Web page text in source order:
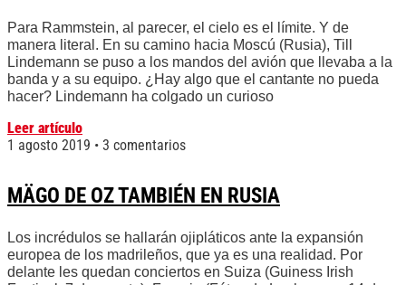
Para Rammstein, al parecer, el cielo es el límite. Y de
manera literal. En su camino hacia Moscú (Rusia), Till
Lindemann se puso a los mandos del avión que llevaba a la
banda y a su equipo. ¿Hay algo que el cantante no pueda
hacer? Lindemann ha colgado un curioso
Leer artículo
1 agosto 2019
3 comentarios
MÄGO DE OZ TAMBIÉN EN RUSIA
Los incrédulos se hallarán ojipláticos ante la expansión
europea de los madrileños, que ya es una realidad. Por
delante les quedan conciertos en Suiza (Guiness Irish